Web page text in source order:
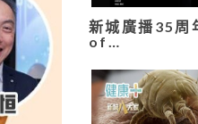
新城廣播35
of…